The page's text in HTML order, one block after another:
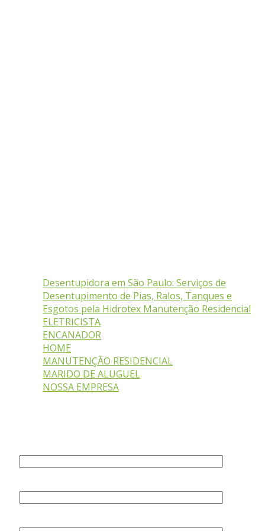
Desentupidora em São Paulo: Serviços de
Desentupimento de Pias, Ralos, Tanques e
Esgotos pela Hidrotex Manutenção Residencial
ELETRICISTA
ENCANADOR
HOME
MANUTENÇÃO RESIDENCIAL
MARIDO DE ALUGUEL
NOSSA EMPRESA